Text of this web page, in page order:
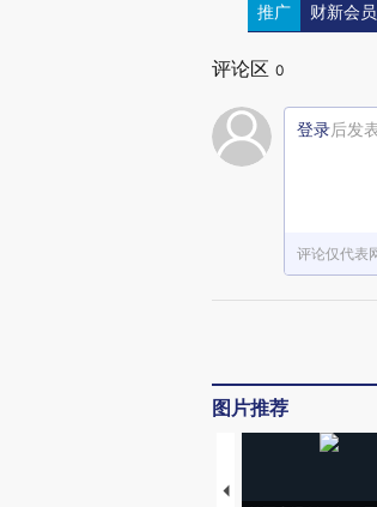
推广 财新会
评论区 0
登录后发
评论仅代表
图片推荐